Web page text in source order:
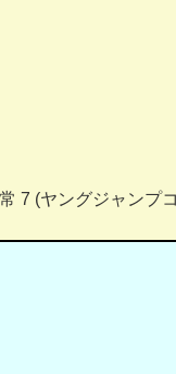
7 (ヤングジャンプ